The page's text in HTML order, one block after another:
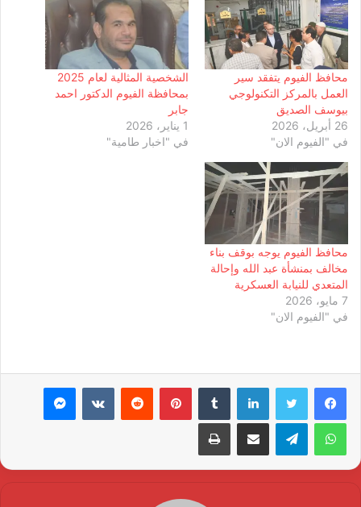
محافظ الفيوم يتفقد سير
العمل بالمركز التكنولوجي
بيوسف الصديق
26 أبريل، 2026
في "الفيوم الان"
الشخصية المثالية لعام 2025
بمحافظة الفيوم الدكتور احمد
جابر
1 يناير، 2026
في "اخبار طامية"
محافظ الفيوم يوجه بوقف بناء
مخالف بمنشأة عبد الله وإحالة
المتعدي للنيابة العسكرية
7 مايو، 2026
في "الفيوم الان"
لينكدإن بينتيريست ماسنجر
واتساب تيلقرام مشاركة عبر البريد طباعة